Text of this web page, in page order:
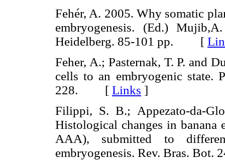
Fehér, A. 2005. Why somatic
embryogenesis. (Ed.)
Heidelberg. 85-101 pp. [
Feher, A.; Pasternak, T. P. and
cells to an embryogenic state.
228. [ Links ]
Filippi, S. B.; Appezato-da-
Histological changes in banana
AAA), submitted to
embryogenesis. Rev. Bras.